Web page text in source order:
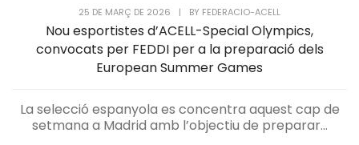
25 DE MARÇ DE 2026 | BY FEDERACIO-ACELL
Nou esportistes d’ACELL-Special Olympics,
convocats per FEDDI per a la preparació dels
European Summer Games
La selecció espanyola es concentra aquest cap de
setmana a Madrid amb l’objectiu de preparar...